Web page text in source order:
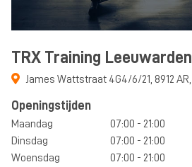
TRX Training Leeuwarden
James Wattstraat 4G4/6/21, 8912 AR,
Openingstijden
Maandag
07:00 - 21:00
Dinsdag
07:00 - 21:00
Woensdag
07:00 - 21:00